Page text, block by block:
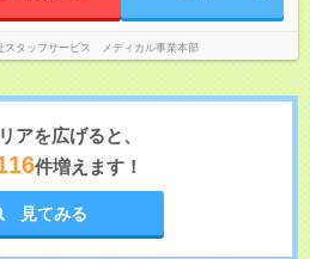
スタッフサービス メディカル事業本部
アを広げると、
件増えます！
見てみる